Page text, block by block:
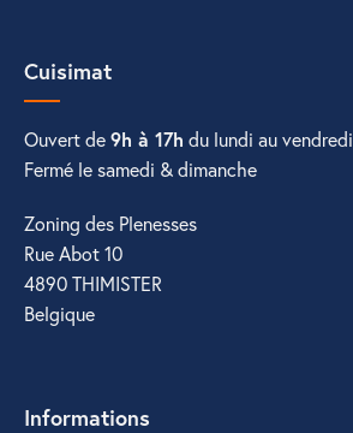
Cuisimat
Ouvert de9h à 17h du lundi au vendredi
Fermé le samedi & dimanche
Zoning des Plenesses
Rue Abot 10
4890 THIMISTER
Belgique
Informations